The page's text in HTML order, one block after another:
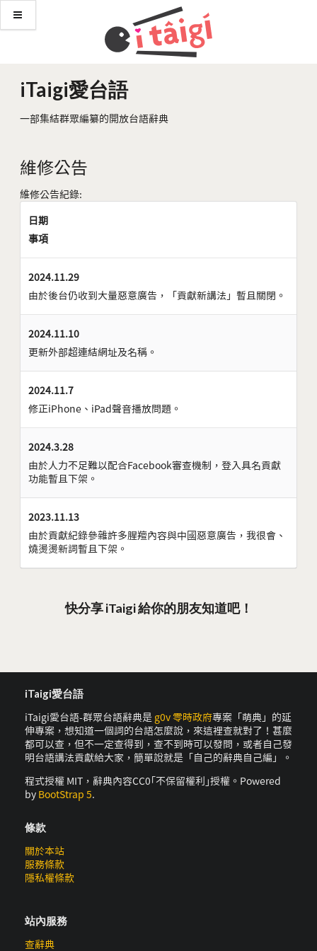
iTaigi愛台語
一部集結群眾編纂的開放台語辭典
維修公告
維修公告紀錄:
日期
事項
2024.11.29
由於後台仍收到大量惡意廣告，「貢獻新講法」暫且關閉。
2024.11.10
更新外部超連結網址及名稱。
2024.11.7
修正iPhone、iPad聲音播放問題。
2024.3.28
由於人力不足難以配合Facebook審查機制，登入具名貢獻
功能暫且下架。
2023.11.13
由於貢獻紀錄參雜許多腥羶內容與中國惡意廣告，我很會、
燒燙燙新詞暫且下架。
快分享 iTaigi 給你的朋友知道吧！
iTaigi愛台語
iTaigi愛台語-群眾台語辭典是 g0v 零時政府專案「萌典」的延
伸專案，想知道一個詞的台語怎麼說，來這裡查就對了！甚麼
都可以查，但不一定查得到，查不到時可以發問，或者自己發
明台語講法貢獻給大家，簡單說就是「自己的辭典自己編」。
程式授權 MIT，辭典內容CC0｢不保留權利｣授權。Powered
by BootStrap 5.
條款
關於本站
服務條款
隱私權條款
站內服務
查辭典